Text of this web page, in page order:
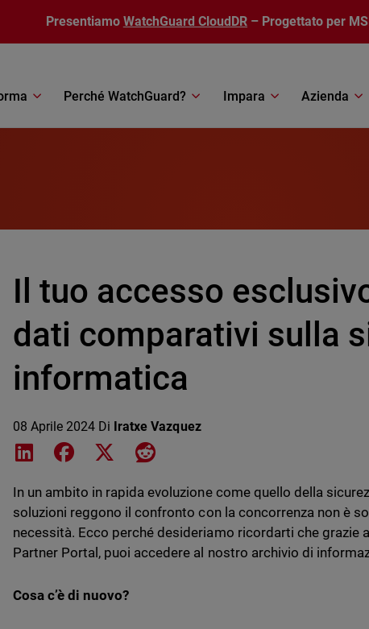
Presentiamo WatchGuard CloudDR – Progettato per
Perché WatchGuard? Impara Azienda
Il tuo accesso
dati comparativi sulla
informatica
08 Aprile 2024 Di Iratxe Vazquez
Share on LinkedIn
Share on Facebook
Share on XShare on Reddit
In un ambito in rapida evoluzione come quello della
soluzioni reggono il confronto con la concorrenza non è
necessità. Ecco perché desideriamo ricordarti che grazie
Partner Portal, puoi accedere al nostro archivio di
Cosa c’è di nuovo?